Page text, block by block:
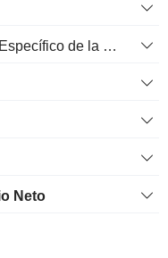
Ingresos Integrales y Otros - (Específico de la Plantilla)
Neto